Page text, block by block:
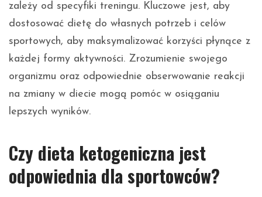
zależy od specyfiki treningu. Kluczowe jest, aby
dostosować dietę do własnych potrzeb i celów
sportowych, aby maksymalizować korzyści płynące z
każdej formy aktywności. Zrozumienie swojego
organizmu oraz odpowiednie obserwowanie reakcji
na zmiany w diecie mogą pomóc w osiąganiu
lepszych wyników.
Czy dieta ketogeniczna jest
odpowiednia dla sportowców?